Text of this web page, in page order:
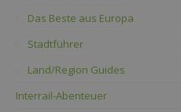
Das Beste aus Europa
Stadtführer
Land/Region Guides
Interrail-Abenteuer